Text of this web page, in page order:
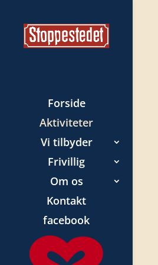
Forside
Aktiviteter
Vi tilbyder
Frivillig
Om os
Kontakt
facebook